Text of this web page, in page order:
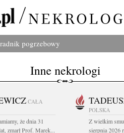
pogrzebowy
Inne nekrologi
CAŁA
że dnia 31
zmarł Prof. Marek...
POLSKA
Z wielkim
sierpnia 2026